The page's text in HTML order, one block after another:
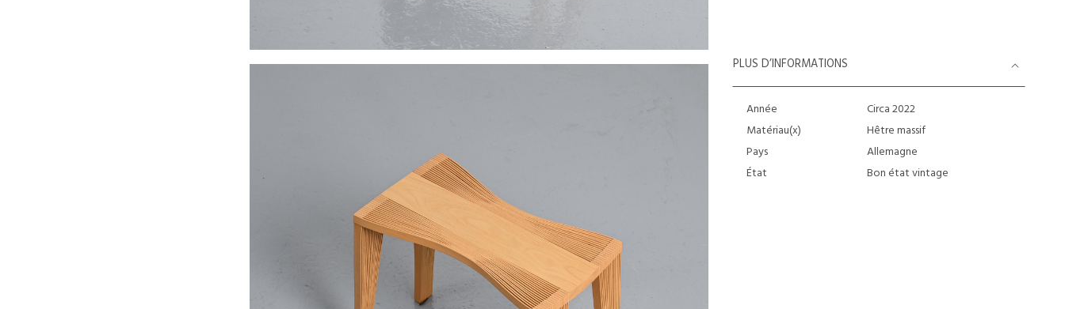
PLUS D’INFORMATIONS
Année
Circa 2022
Matériau(x)
Hêtre massif
Pays
Allemagne
État
Bon état vintage